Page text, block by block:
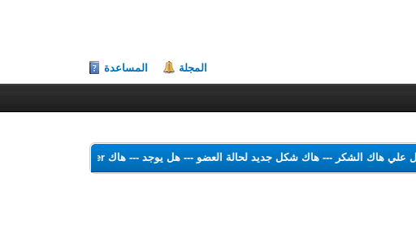
المجلة المساعدة
علي هاك الشكر---هاك شكل جديد لحالة العضو---هل يوجد---هاك Theme Color Changer